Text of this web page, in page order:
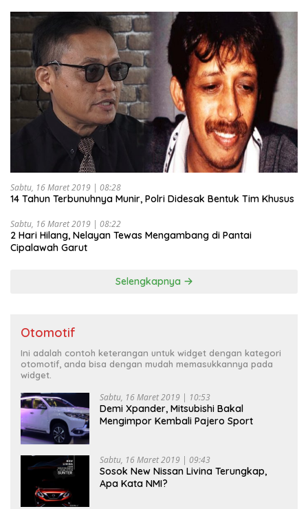
Sabtu, 16 Maret 2019 | 08:28
14 Tahun Terbunuhnya Munir, Polri Didesak Bentuk Tim Khusus
Sabtu, 16 Maret 2019 | 08:22
2 Hari Hilang, Nelayan Tewas Mengambang di Pantai
Cipalawah Garut
Selengkapnya
Otomotif
Ini adalah contoh keterangan untuk widget dengan kategori
otomotif, anda bisa dengan mudah memasukkannya pada
widget.
Sabtu, 16 Maret 2019 | 10:53
Demi Xpander, Mitsubishi Bakal
Mengimpor Kembali Pajero Sport
Sabtu, 16 Maret 2019 | 09:43
Sosok New Nissan Livina Terungkap,
Apa Kata NMI?